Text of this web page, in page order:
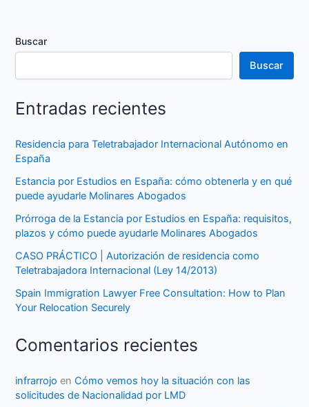
Buscar
Buscar
Entradas recientes
Residencia para Teletrabajador Internacional Autónomo en
España
Estancia por Estudios en España: cómo obtenerla y en qué
puede ayudarle Molinares Abogados
Prórroga de la Estancia por Estudios en España: requisitos,
plazos y cómo puede ayudarle Molinares Abogados
CASO PRÁCTICO | Autorización de residencia como
Teletrabajadora Internacional (Ley 14/2013)
Spain Immigration Lawyer Free Consultation: How to Plan
Your Relocation Securely
Comentarios recientes
infrarrojo enCómo vemos hoy la situación con las
solicitudes de Nacionalidad por LMD